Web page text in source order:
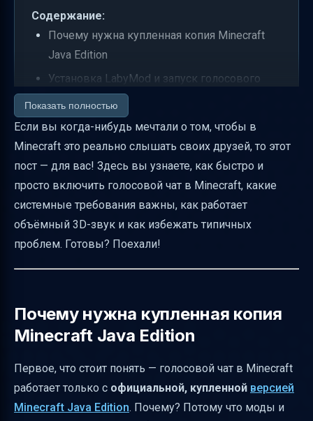
Содержание:
Почему нужна купленная копия Minecraft
Java Edition
Установка LabyMod и запуск голосового
чата
Системные требования для корректной
работы голосового чата
Что такое объёмный 3D-звук и зачем он
нужен
Сценарии использования голосового чата
Распространённые проблемы и их решения
Ограничения и риски качества связи
Как часто обновляется LabyMod и где
узнать актуальную версию
Альтернативы голосовому чату
Показать полностью
Если вы когда-нибудь мечтали о том, чтобы в
Minecraft это реально слышать своих друзей, то этот
пост — для вас! Здесь вы узнаете, как быстро и
просто включить голосовой чат в Minecraft, какие
системные требования важны, как работает
объёмный 3D-звук и как избежать типичных
проблем. Готовы? Поехали!
Почему нужна купленная копия
Minecraft Java Edition
Первое, что стоит понять — голосовой чат в Minecraft
работает только с официальной, купленной версией
Minecraft Java Edition. Почему? Потому что моды и